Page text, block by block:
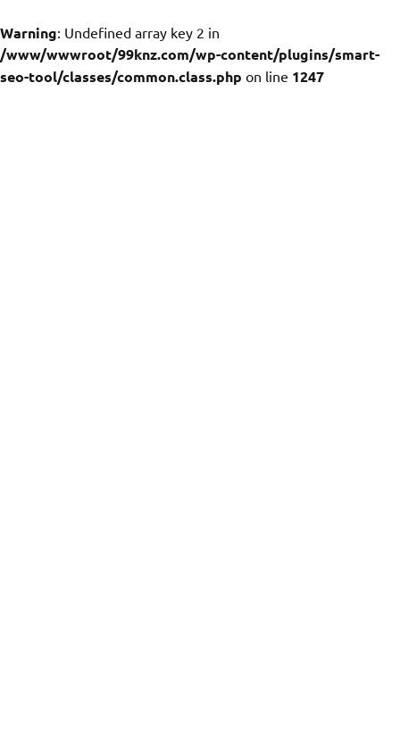
Warning: Undefined array key 2 in
/www/wwwroot/99knz.com/wp-content/plugins/smart-
seo-tool/classes/common.class.php on line 1247